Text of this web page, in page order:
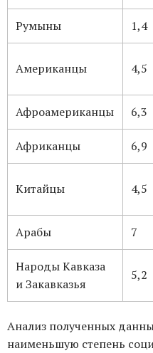
Румыны 1,4
Американцы 4,5
Афроамериканцы 6,3
Африканцы 6,9
Китайцы 4,5
Арабы 7
Народы Кавказа
и Закавказья
5,2
Анализ полученных
наименьшую степень